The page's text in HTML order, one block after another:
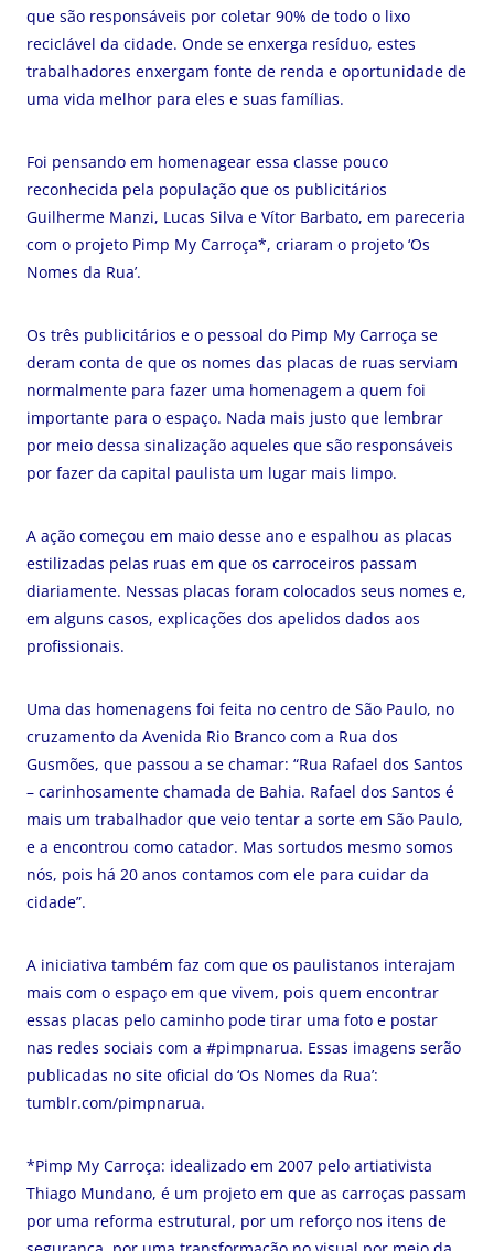
que são responsáveis por coletar 90% de todo o lixo
reciclável da cidade. Onde se enxerga resíduo, estes
trabalhadores enxergam fonte de renda e oportunidade de
uma vida melhor para eles e suas famílias.
Foi pensando em homenagear essa classe pouco
reconhecida pela população que os publicitários
Guilherme Manzi, Lucas Silva e Vítor Barbato, em pareceria
com o projeto Pimp My Carroça*, criaram o projeto ‘Os
Nomes da Rua’.
Os três publicitários e o pessoal do Pimp My Carroça se
deram conta de que os nomes das placas de ruas serviam
normalmente para fazer uma homenagem a quem foi
importante para o espaço. Nada mais justo que lembrar
por meio dessa sinalização aqueles que são responsáveis
por fazer da capital paulista um lugar mais limpo.
A ação começou em maio desse ano e espalhou as placas
estilizadas pelas ruas em que os carroceiros passam
diariamente. Nessas placas foram colocados seus nomes e,
em alguns casos, explicações dos apelidos dados aos
profissionais.
Uma das homenagens foi feita no centro de São Paulo, no
cruzamento da Avenida Rio Branco com a Rua dos
Gusmões, que passou a se chamar: “Rua Rafael dos Santos
– carinhosamente chamada de Bahia. Rafael dos Santos é
mais um trabalhador que veio tentar a sorte em São Paulo,
e a encontrou como catador. Mas sortudos mesmo somos
nós, pois há 20 anos contamos com ele para cuidar da
cidade”.
A iniciativa também faz com que os paulistanos interajam
mais com o espaço em que vivem, pois quem encontrar
essas placas pelo caminho pode tirar uma foto e postar
nas redes sociais com a #pimpnarua. Essas imagens serão
publicadas no site oficial do ‘Os Nomes da Rua’:
tumblr.com/pimpnarua.
*Pimp My Carroça: idealizado em 2007 pelo artiativista
Thiago Mundano, é um projeto em que as carroças passam
por uma reforma estrutural, por um reforço nos itens de